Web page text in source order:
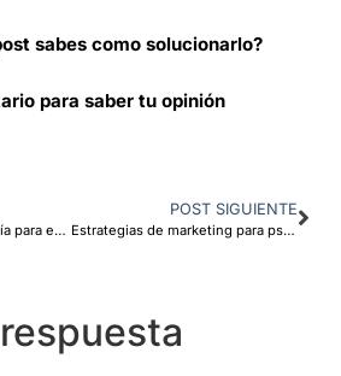
sabes como solucionarlo?
para saber tu opinión
Qué es un error 404: Guía para entender y solucionar este problema común
POST SIGUIENTE
Estrategias de marketing para psicólogos: Claves para destacar en el sector de la psicología